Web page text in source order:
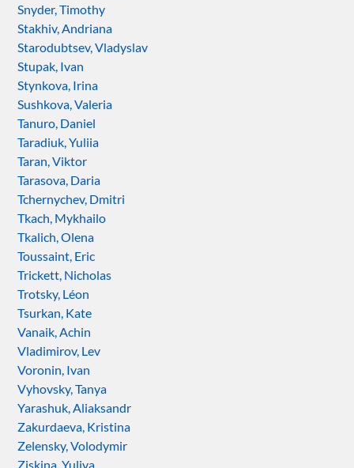
Snyder, Timothy
Stakhiv, Andriana
Starodubtsev, Vladyslav
Stupak, Ivan
Stynkova, Irina
Sushkova, Valeria
Tanuro, Daniel
Taradiuk, Yuliia
Taran, Viktor
Tarasova, Daria
Tchernychev, Dmitri
Tkach, Mykhailo
Tkalich, Olena
Toussaint, Eric
Trickett, Nicholas
Trotsky, Léon
Tsurkan, Kate
Vanaik, Achin
Vladimirov, Lev
Voronin, Ivan
Vyhovsky, Tanya
Yarashuk, Aliaksandr
Zakurdaeva, Kristina
Zelensky, Volodymir
Ziskina, Yuliya